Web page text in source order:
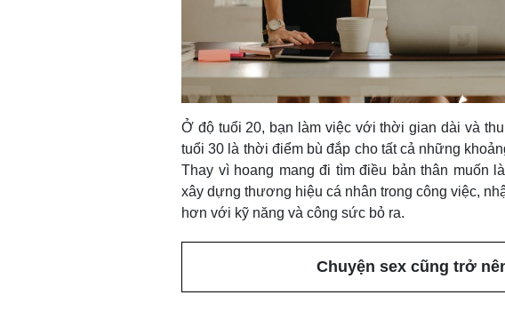
Ở độ tuổi 20, bạn làm việc với thời gian dài và
tuổi 30 là thời điểm bù đắp cho tất cả những
Thay vì hoang mang đi tìm điều bản thân muốn
xây dựng thương hiệu cá nhân trong công việc,
hơn với kỹ năng và công sức bỏ ra.
Chuyện sex cũng trở